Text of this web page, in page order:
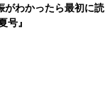
がわかったら最初に読
号』